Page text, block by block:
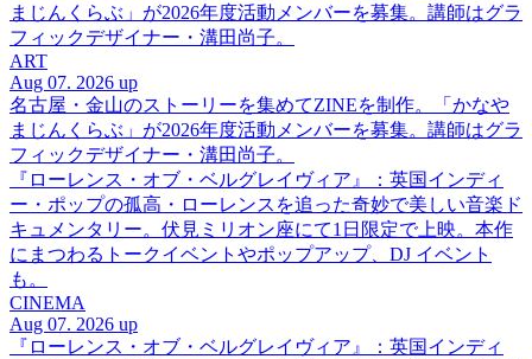
まじんくらぶ」が2026年度活動メンバーを募集。講師はグラ
フィックデザイナー・溝田尚子。
ART
Aug 07. 2026 up
名古屋・金山のストーリーを集めてZINEを制作。「かなや
まじんくらぶ」が2026年度活動メンバーを募集。講師はグラ
フィックデザイナー・溝田尚子。
『ローレンス・オブ・ベルグレイヴィア』：英国インディ
ー・ポップの孤高・ローレンスを追った奇妙で美しい音楽ド
キュメンタリー。伏見ミリオン座にて1日限定で上映。本作
にまつわるトークイベントやポップアップ、DJ イベント
も。
CINEMA
Aug 07. 2026 up
『ローレンス・オブ・ベルグレイヴィア』：英国インディ